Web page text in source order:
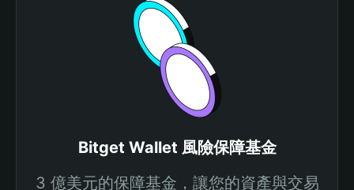
Bitget Wallet 風險保障基金
3 億美元的保障基金，讓您的資產與交易